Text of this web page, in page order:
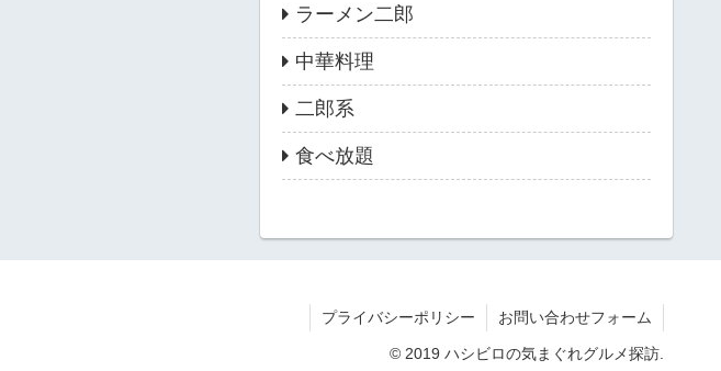
ラーメン二郎
中華料理
二郎系
食べ放題
プライバシーポリシー お問い合わせフォーム
© 2019 ハシビロの気まぐれグルメ探訪.